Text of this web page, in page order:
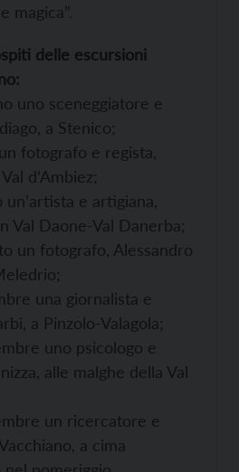
magica”.
delle escursioni
uno sceneggiatore e
a Stenico;
fotografo e regista,
d’Ambiez;
e artigiana,
Val Daone-Val Danerba;
un fotografo, Alessandro
una giornalista e
a Pinzolo-Valagola;
uno psicologo e
alle malghe della Val
un ricercatore e
a cima